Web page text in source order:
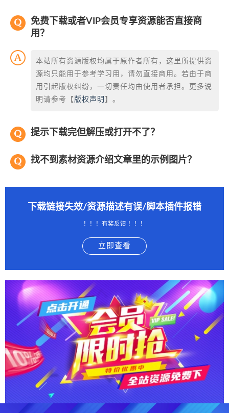
免费下载或者VIP会员专享资源能否直接商
用？
本站所有资源版权均属于原作者所有，这里所提供资
源均只能用于参考学习用，请勿直接商用。若由于商
用引起版权纠纷，一切责任均由使用者承担。更多说
明请参考【 版权声明 】。
提示下载完但解压或打开不了？
找不到素材资源介绍文章里的示例图片？
下载链接失效/资源描述有误/脚本插件报错
！！！有奖反馈 ！！！
立即查看